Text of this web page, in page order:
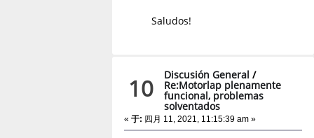
Saludos!
10 Discusión General /
Re:Motorlap plenamente
funcional, problemas
solventados
« 于: 四月 11, 2021, 11:15:39 am »